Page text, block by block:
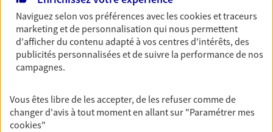
Santé
Couvrez vos dépenses de santé ainsi que celles de
votre famille avec la complémentaire santé qui
vous ressemble.
Prévoyance
Pour un avenir serein, assurez-vous avec notre
Naviguez selon vos préférences avec lescookies et traceurs
marketing et de personnalisation qui nous permettent
d'afficher du contenu adapté à vos centres d'intérêts, des
publicités personnalisées et de suivre la performance de nos
campagnes.
Vous êtes libre de les accepter, de les refuser comme de
changer d'avis à tout moment en allant sur "Paramétrer mes
cookies"